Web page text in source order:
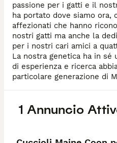
passione per i gatti e il
ha portato dove siamo ora,
affezionati che hanno
nostri gatti ma anche la
per i nostri cari amici a
La nostra genetica ha in sé
di esperienza e ricerca
particolare generazione di
troppo allungato. Possiamo
Tutti i nostri gatti sono
1 Annuncio